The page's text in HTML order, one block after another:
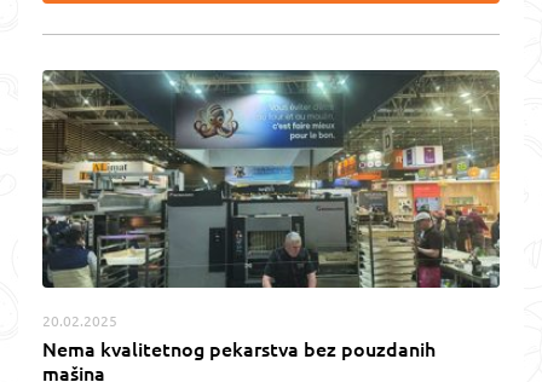
20.02.2025
Nema kvalitetnog pekarstva bez pouzdanih
mašina